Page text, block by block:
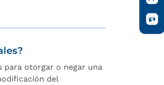
para otorgar o negar una
del